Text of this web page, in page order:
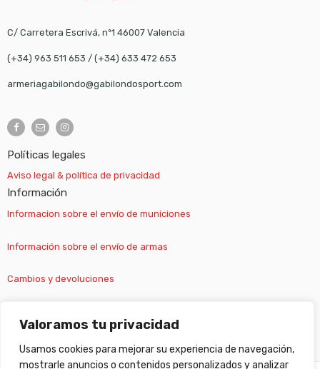
Valoramos tu privacidad
Usamos cookies para mejorar su experiencia de navegación,
mostrarle anuncios o contenidos personalizados y analizar
C/ Carretera Escrivá, nº1 46007 Valencia
(+34) 963 511 653 / (+34) 633 472 653
armeriagabilondo@gabilondosport.com
Políticas legales
Aviso legal & política de privacidad
Información
Informacion sobre el envío de municiones
Información sobre el envío de armas
Cambios y devoluciones
Suscripción newsletter